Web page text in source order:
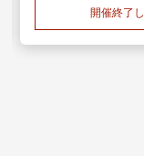
開催終了